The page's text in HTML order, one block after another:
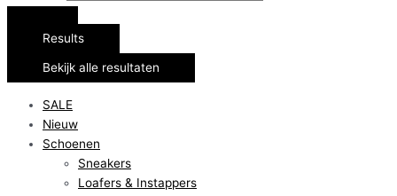
Results
Bekijk alle resultaten
SALE
Nieuw
Schoenen
Sneakers
Loafers & Instappers